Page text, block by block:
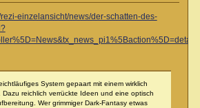
einzelansicht/news/der-schatten-des-
System gepaart mit einem wirklich
reichlich verrückte Ideen und eine optisch
Wer grimmiger Dark-Fantasy etwas